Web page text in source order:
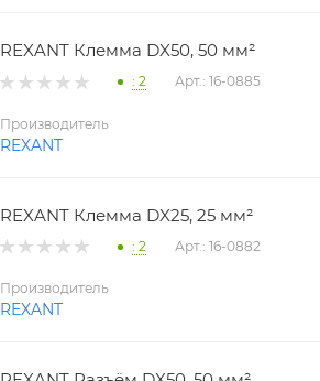
REXANT Клемма DX50, 50 мм²
: 2 Арт.: 16-0885
Производитель
REXANT
REXANT Клемма DX25, 25 мм²
: 2 Арт.: 16-0882
Производитель
REXANT